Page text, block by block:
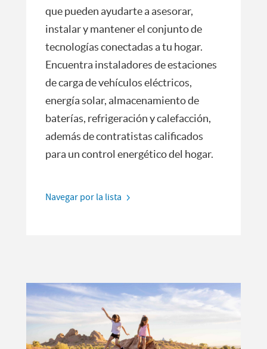
que pueden ayudarte a asesorar,
instalar y mantener el conjunto de
tecnologías conectadas a tu hogar.
Encuentra instaladores de estaciones
de carga de vehículos eléctricos,
energía solar, almacenamiento de
baterías, refrigeración y calefacción,
además de contratistas calificados
para un control energético del hogar.
Navegar por la lista